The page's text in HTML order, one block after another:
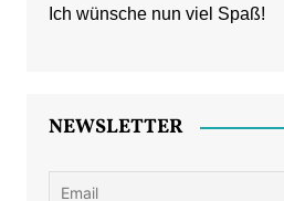
Ich wünsche nun viel Spaß!
NEWSLETTER